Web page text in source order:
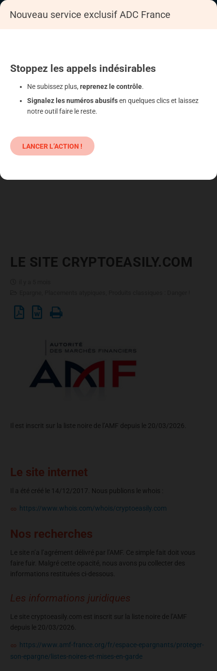
LE SITE CRYPTOEASILY.COM
Il est inscrit sur la liste noire de l’AMF depuis le 20/03/2026.
Le site internet
Il a été créé le 14/12/2017. Nous publions le whois :
https://www.whois.com/whois/cryptoeasily.com
Nos recherches
Le site n’a l’agrément délivré par l’AMF. Ce simple fait doit vous
faire fuir. Malgré cette opacité, nous avons pu collecter des
informations restituées ci-dessous.
Les informations juridiques
Le site cryptoeasily.com est inscrit sur la liste noire de l’AMF
depuis le 20/03/2026.
https://www.amf-france.org/fr/espace-epargnants/proteger-
son-epargne/listes-noires-et-mises-en-garde
Nouveau service exclusif ADC France
Stoppez les appels indésirables
Ne subissez plus, reprenez le contrôle.
Signalez les numéros abusifsen quelques clics et laissez
notre outil faire le reste.
LANCER L’ACTION !